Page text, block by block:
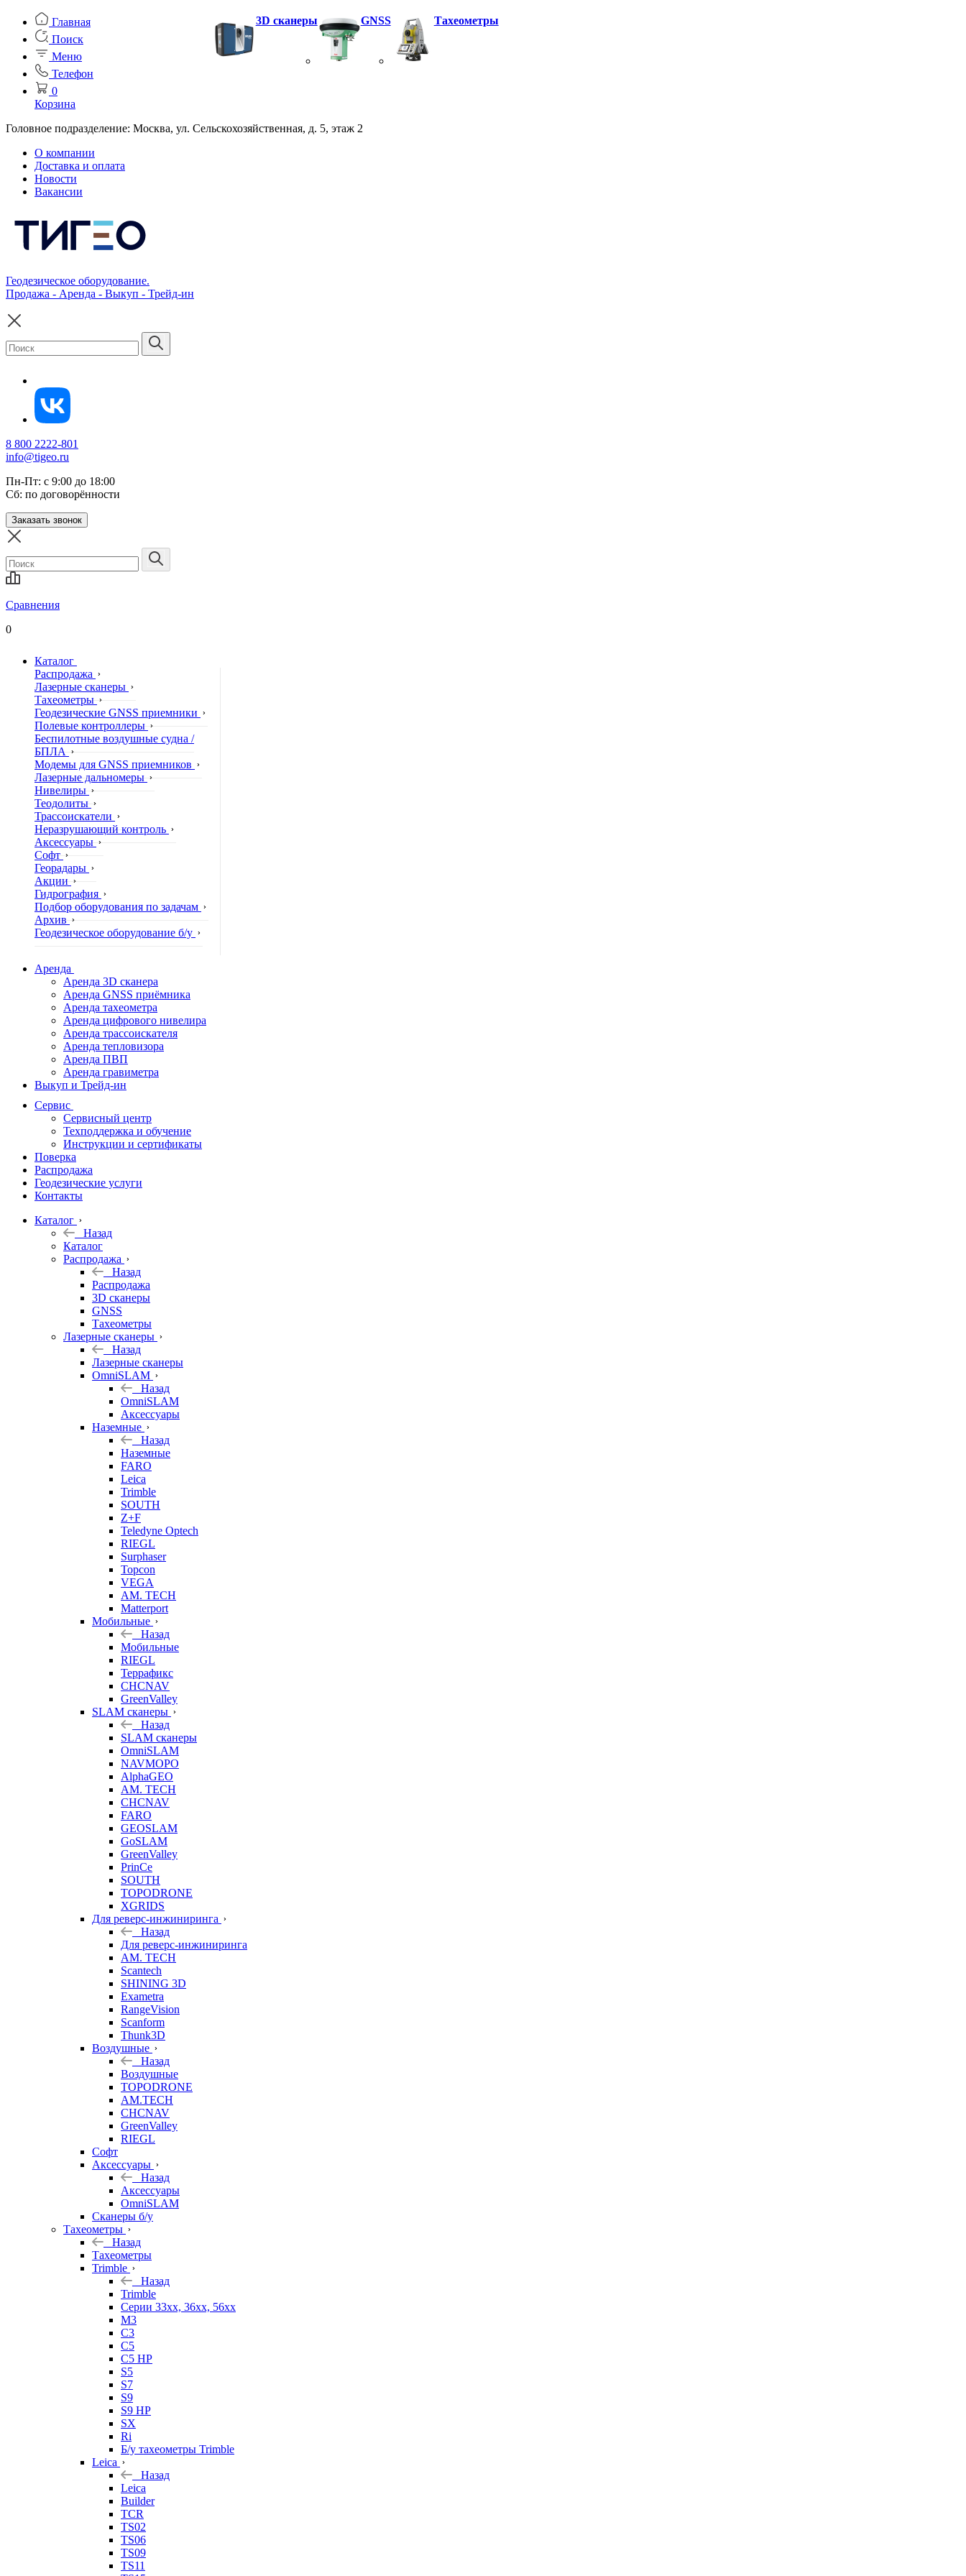
Главная
Поиск
Меню
Телефон
0
Корзина
Головное подразделение: Москва, ул. Сельскохозяйственная, д. 5, этаж 2
О компании
Доставка и оплата
Новости
Вакансии
Геодезическое оборудование.
Продажа - Аренда - Выкуп - Трейд-ин
8 800 2222-801
info@tigeo.ru
Пн-Пт: с 9:00 до 18:00
Сб: по договорённости
Заказать звонок
Сравнения
0
Каталог
Распродажа
Лазерные сканеры
Тахеометры
Геодезические GNSS приемники
Полевые контроллеры
Беспилотные воздушные судна /
БПЛА
Модемы для GNSS приемников
Лазерные дальномеры
Нивелиры
Теодолиты
Трассоискатели
Неразрушающий контроль
Аксессуары
Софт
Георадары
Акции
Гидрография
Подбор оборудования по задачам
Архив
Геодезическое оборудование б/у
3D сканеры GNSS Тахеометры
Аренда
Аренда 3D сканера
Аренда GNSS приёмника
Аренда тахеометра
Аренда цифрового нивелира
Аренда трассоискателя
Аренда тепловизора
Аренда ПВП
Аренда гравиметра
Выкуп и Трейд-ин
Сервис
Сервисный центр
Техподдержка и обучение
Инструкции и сертификаты
Поверка
Распродажа
Геодезические услуги
Контакты
Каталог
Назад
Каталог
Распродажа
Назад
Распродажа
3D сканеры
GNSS
Тахеометры
Лазерные сканеры
Назад
Лазерные сканеры
OmniSLAM
Назад
OmniSLAM
Аксессуары
Наземные
Назад
Наземные
FARO
Leica
Trimble
SOUTH
Z+F
Teledyne Optech
RIEGL
Surphaser
Topcon
VEGA
AM. TECH
Matterport
Мобильные
Назад
Мобильные
RIEGL
Террафикс
CHCNAV
GreenValley
SLAM сканеры
Назад
SLAM сканеры
OmniSLAM
NAVMOPO
AlphaGEO
AM. TECH
CHCNAV
FARO
GEOSLAM
GoSLAM
GreenValley
PrinCe
SOUTH
TOPODRONE
XGRIDS
Для реверс-инжиниринга
Назад
Для реверс-инжиниринга
AM. TECH
Scantech
SHINING 3D
Exametra
RangeVision
Scanform
Thunk3D
Воздушные
Назад
Воздушные
TOPODRONE
AM.TECH
CHCNAV
GreenValley
RIEGL
Софт
Аксессуары
Назад
Аксессуары
OmniSLAM
Сканеры б/у
Тахеометры
Назад
Тахеометры
Trimble
Назад
Trimble
Серии 33xx, 36xx, 56xx
M3
C3
C5
C5 HP
S5
S7
S9
S9 HP
SX
Ri
Б/у тахеометры Trimble
Leica
Назад
Leica
Builder
TCR
TS02
TS06
TS09
TS11